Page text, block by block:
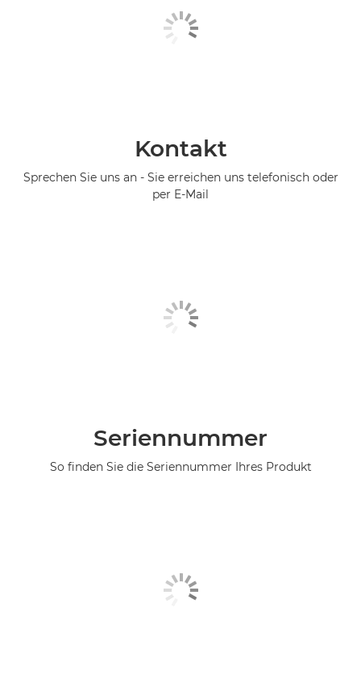
Kontakt
Sprechen Sie uns an - Sie erreichen uns telefonisch oder
per E-Mail
Seriennummer
So finden Sie die Seriennummer Ihres Produkt